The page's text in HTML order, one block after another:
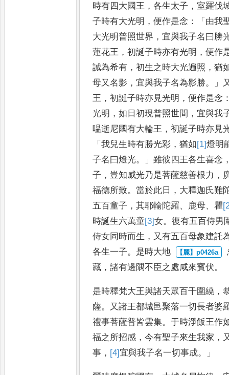
時有四大國王 ，各生太子 ，室羅伐
子時有大光明 ，便作是念 ：「 由我
大光明普照世界 ， 宜與我子名曰勝
蓮花王 ，初誕子時亦有光明 ，便作
誠為希有 ，初生之時大光遍照 ，猶
母又名影 ， 宜與我子名為影勝。」
王 ，初誕子時亦見光明 ，便作是念
光明 ，如日初現普照世間 ， 宜與我
嗢逝尼國有大輪王 ，初誕子時亦見
「我兒生時有勝光彩 ，猶如[1]燈明
子名曰燈光。」雖彼四王各生喜念
子 ， 豈知威光乃是菩薩慈善根力 ，
福德所致。當於此日 ， 大釋迦氏難
五百童子 ，其耶輸陀羅、 鹿母、瞿
時誕生六萬童[3]女。復有五百侍男
侍女同時而生 ， 又有五百母象建託
各生一子。 是時大地
藏 ，諸有邊隅不臣之處咸來賓伏。
是時釋梵大王與諸天眾百千圍繞 ，
薩。 又諸王都城邑聚落一切長者婆
禮事菩薩普皆雲集。于時淨飯王作
福之所招感 ，今有聖子來生我家 ，
事 ， [4]宜與我子名一切事成。」